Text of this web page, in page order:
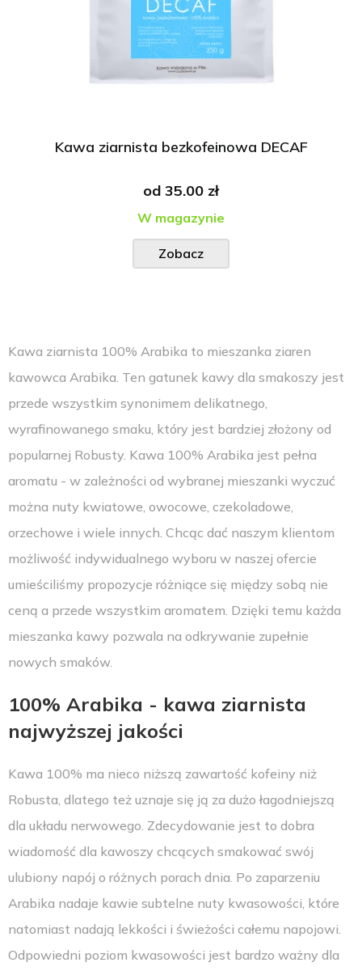
Kawa ziarnista bezkofeinowa DECAF
od 35.00 zł
W magazynie
Zobacz
Kawa ziarnista 100% Arabika to mieszanka ziaren
kawowca Arabika. Ten gatunek kawy dla smakoszy jest
przede wszystkim synonimem delikatnego,
wyrafinowanego smaku, który jest bardziej złożony od
popularnej Robusty. Kawa 100% Arabika jest pełna
aromatu - w zależności od wybranej mieszanki wyczuć
można nuty kwiatowe, owocowe, czekoladowe,
orzechowe i wiele innych. Chcąc dać naszym klientom
możliwość indywidualnego wyboru w naszej ofercie
umieściliśmy propozycje różniące się między sobą nie
ceną a przede wszystkim aromatem. Dzięki temu każda
mieszanka kawy pozwala na odkrywanie zupełnie
nowych smaków.
100% Arabika - kawa ziarnista
najwyższej jakości
Kawa 100% ma nieco niższą zawartość kofeiny niż
Robusta, dlatego też uznaje się ją za dużo łagodniejszą
dla układu nerwowego. Zdecydowanie jest to dobra
wiadomość dla kawoszy chcących smakować swój
ulubiony napój o różnych porach dnia. Po zaparzeniu
Arabika nadaje kawie subtelne nuty kwasowości, które
natomiast nadają lekkości i świeżości całemu napojowi.
Odpowiedni poziom kwasowości jest bardzo ważny dla